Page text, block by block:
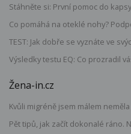
Stáhněte si: První pomoc do kapsy
Co pomáhá na oteklé nohy?
TEST: Jak dobře se vyznáte ve
Výsledky testu EQ: Co prozradil
Žena-in.cz
Kvůli migréně jsem málem
Pět tipů, jak začít dokonalé ráno.